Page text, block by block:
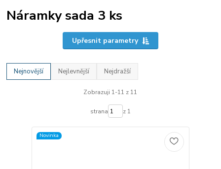
Náramky sada 3 ks
Upřesnit parametry
Nejnovější Nejlevnější Nejdražší
Zobrazuji 1-11 z 11
strana z 1
Novinka